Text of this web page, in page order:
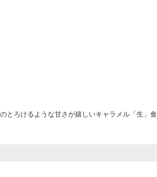
とろけるような甘さが嬉しいキャラメル「生」食